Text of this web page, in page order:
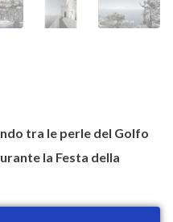
tra le perle del Golfo
la Festa della